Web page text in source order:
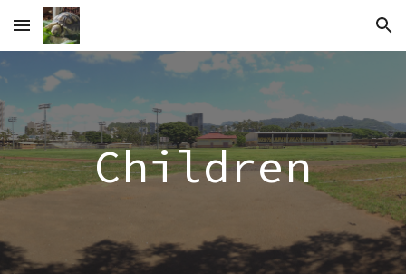
Skip to main content Skip to navigation
Children